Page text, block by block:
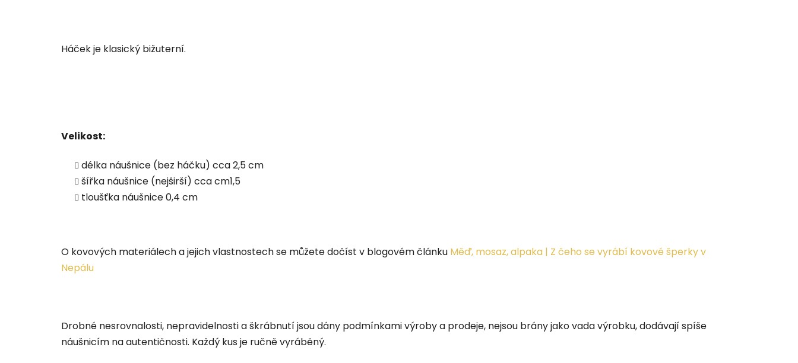
Háček je klasický bižuterní.
Velikost:
délka náušnice (bez háčku) cca 2,5 cm
šířka náušnice (nejširší) cca cm1,5
tloušťka náušnice 0,4 cm
O kovových materiálech a jejich vlastnostech se můžete dočíst v blogovém článku Měď, mosaz, alpaka | Z čeho se vyrábí kovové šperky v
Nepálu
Drobné nesrovnalosti, nepravidelnosti a škrábnutí jsou dány podmínkami výroby a prodeje, nejsou brány jako vada výrobku, dodávají spíše
náušnicím na autentičnosti. Každý kus je ručně vyráběný.